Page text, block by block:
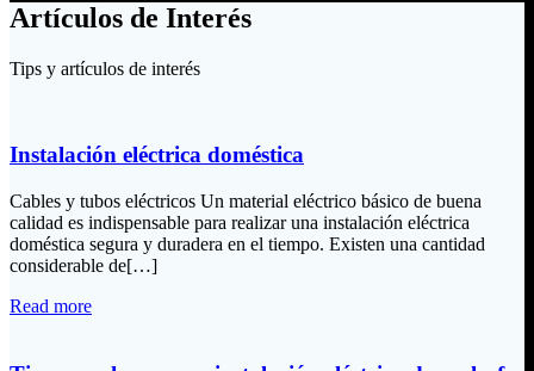
Artículos de Interés
Tips y artículos de interés
Instalación eléctrica doméstica
Cables y tubos eléctricos Un material eléctrico básico de buena
calidad es indispensable para realizar una instalación eléctrica
doméstica segura y duradera en el tiempo. Existen una cantidad
considerable de[…]
Read more